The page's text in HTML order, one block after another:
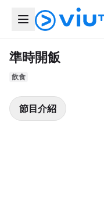
準時開飯
飲食
節目介紹